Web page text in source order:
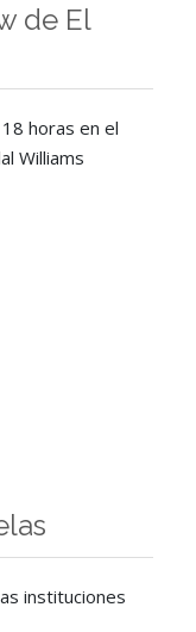
de El
horas en el
Williams
instituciones